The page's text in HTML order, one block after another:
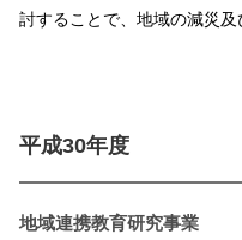
討することで、地域の減災及
平成30年度
地域連携教育研究事業